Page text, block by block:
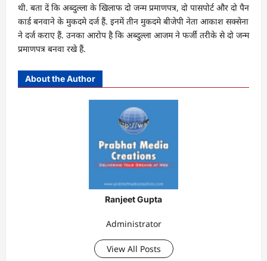
थी. बता दें कि अब्दुल्ला के खिलाफ दो जन्म प्रमाणपत्र, दो पासपोर्ट और दो पैन
कार्ड बनवाने के मुकदमे दर्ज हैं. इनमें तीन मुकदमे बीजेपी नेता आकाश सक्सेना
ने दर्ज कराए हैं. उनका आरोप है कि अब्दुल्ला आजम ने फर्जी तरीके से दो जन्म
प्रमाणपत्र बनवा रखे हैं.
About the Author
Ranjeet Gupta
Administrator
View All Posts